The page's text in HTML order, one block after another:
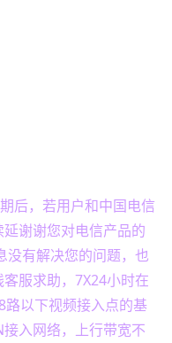
后，若用户和中国电信
谢谢您对电信产品的
没有解决您的问题，也
服求助，7X24小时在
以下视频接入点的基
入网络，上行带宽不